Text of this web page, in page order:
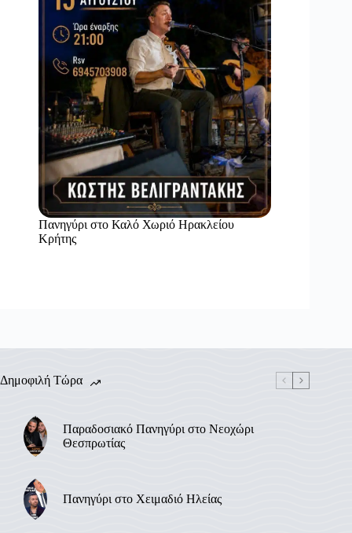
Πανηγύρι στο Καλό Χωριό Ηρακλείου
Κρήτης
Δημοφιλή Τώρα
Παραδοσιακό Πανηγύρι στο Νεοχώρι
Θεσπρωτίας
Πανηγύρι στο Χειμαδιό Ηλείας